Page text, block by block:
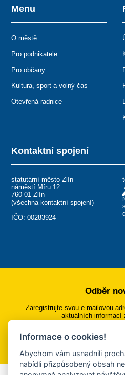
Kontaktní spojení
statutární město Zlín
náměstí Míru 12
760 01 Zlín
(všechna kontaktní spojení)
IČO: 00283924
Menu
O městě
Pro podnikatele
Pro občany
Kultura, sport a volný čas
Otevřená radnice
Odběr
Zaregistrujte svou e-mailovou
aktuálních informací
Přihlásit se k
Informace o cookies!
Abychom vám usnadnili
nabídli přizpůsobený obsah